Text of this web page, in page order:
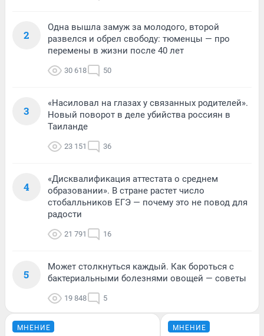
2
Одна вышла замуж за молодого, второй
развелся и обрел свободу: тюменцы — про
перемены в жизни после 40 лет
30 618 50
3
«Насиловал на глазах у связанных родителей».
Новый поворот в деле убийства россиян в
Таиланде
23 151 36
4
«Дисквалификация аттестата о среднем
образовании». В стране растет число
стобалльников ЕГЭ — почему это не повод для
радости
21 791 16
5
Может столкнуться каждый. Как бороться с
бактериальными болезнями овощей — советы
19 848 5
МНЕНИЕ МНЕНИЕ